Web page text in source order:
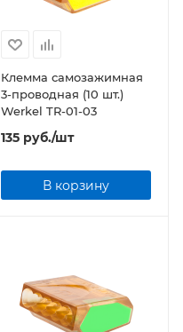
Клемма самозажимная
3-проводная (10 шт.)
Werkel TR-01-03
135руб./шт
В корзину